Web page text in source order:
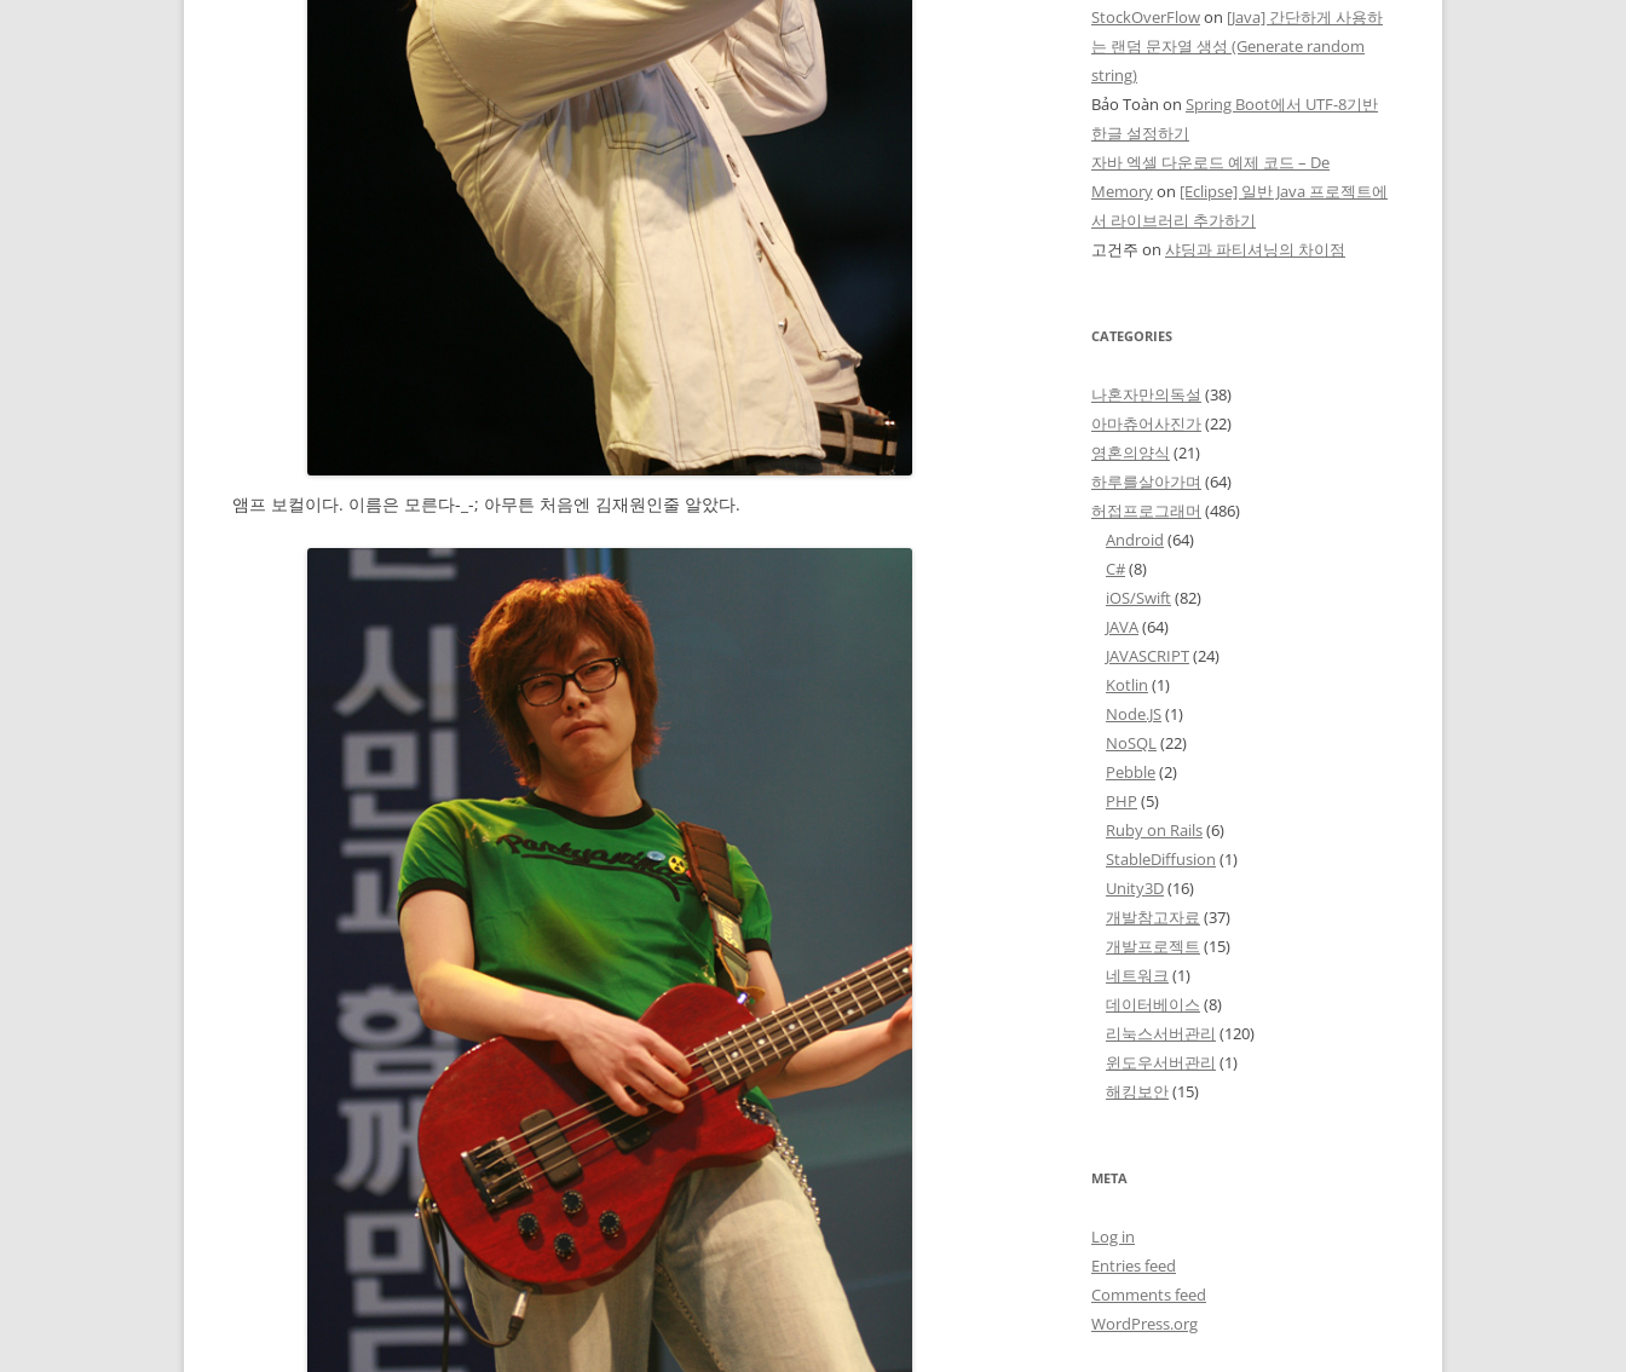
앰프 보컬이다. 이름은 모른다-_-; 아무튼 처음엔 김재원인줄 알았다.
StockOverFlowon [Java] 간단하게 사용하
는 랜덤 문자열 생성 (Generate random
string)
Bảo Toàn on Spring Boot에서 UTF-8기반
한글 설정하기
자바 엑셀 다운로드 예제 코드 – De
Memoryon [Eclipse] 일반 Java 프로젝트에
서 라이브러리 추가하기
고건주 on 샤딩과 파티셔닝의 차이점
CATEGORIES
나혼자만의독설 (38)
아마츄어사진가(22)
영혼의양식 (21)
하루를살아가며 (64)
허접프로그래머 (486)
Android (64)
C#(8)
iOS/Swift(82)
JAVA(64)
JAVASCRIPT(24)
Kotlin (1)
Node.JS(1)
NoSQL(22)
Pebble(2)
PHP (5)
Ruby on Rails(6)
StableDiffusion (1)
Unity3D(16)
개발참고자료 (37)
개발프로젝트 (15)
네트워크 (1)
데이터베이스 (8)
리눅스서버관리 (120)
윈도우서버관리 (1)
해킹보안(15)
META
Log in
Entries feed
Comments feed
WordPress.org